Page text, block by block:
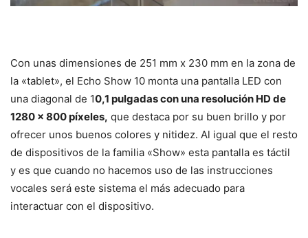
Con unas dimensiones de 251 mm x 230 mm en la zona de
la «tablet», el Echo Show 10 monta una pantalla LED con
una diagonal de 10,1 pulgadas con una resolución HD de
1280 x 800 píxeles, que destaca por su buen brillo y por
ofrecer unos buenos colores y nitidez. Al igual que el resto
de dispositivos de la familia «Show» esta pantalla es táctil
y es que cuando no hacemos uso de las instrucciones
vocales será este sistema el más adecuado para
interactuar con el dispositivo.